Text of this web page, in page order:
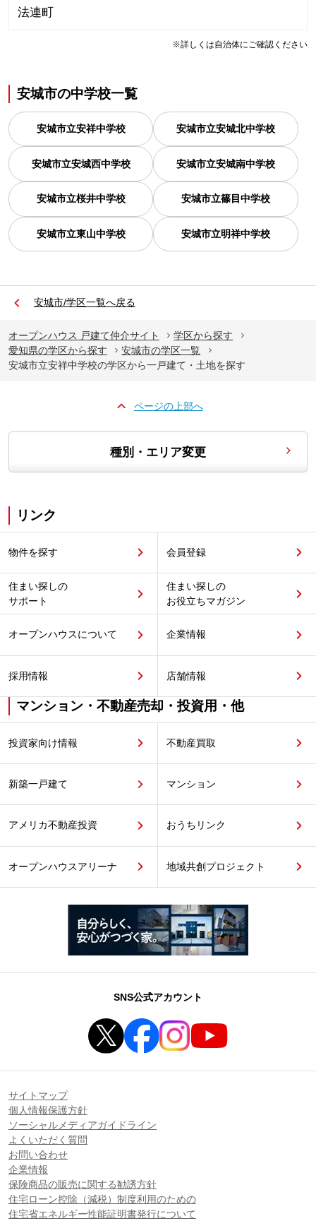
法連町
※詳しくは自治体にご確認ください
安城市の中学校一覧
安城市立安祥中学校 安城市立安城北中学校
安城市立安城西中学校 安城市立安城南中学校
安城市立桜井中学校 安城市立篠目中学校
安城市立東山中学校 安城市立明祥中学校
安城市/学区一覧へ戻る
オープンハウス 戸建て仲介サイト
学区から探す
愛知県の学区から探す
安城市の学区一覧
安城市立安祥中学校の学区から一戸建て・土地を探す
ページの上部へ
種別・エリア変更
リンク
物件を探す 会員登録
住まい探しの
サポート
住まい探しの
お役立ちマガジン
オープンハウスについて 企業情報
採用情報 店舗情報
マンション・不動産売却・投資用・他
投資家向け情報 不動産買取
新築一戸建て マンション
アメリカ不動産投資 おうちリンク
オープンハウスアリーナ 地域共創プロジェクト
SNS公式アカウント
サイトマップ
個人情報保護方針
ソーシャルメディアガイドライン
よくいただく質問
お問い合わせ
企業情報
保険商品の販売に関する勧誘方針
住宅ローン控除（減税）制度利用のための
住宅省エネルギー性能証明書発行について